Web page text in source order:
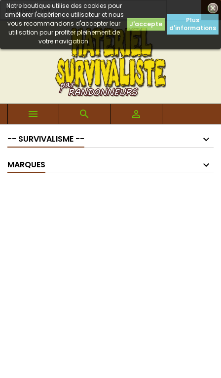

Notre boutique utilise des cookies pour
améliorer l'expérience utilisateur et nous
vous recommandons d'accepter leur
utilisation pour profiter pleinement de
votre navigation.
J'accepte
Plus
d'informations
  
-- SURVIVALISME --
MARQUES